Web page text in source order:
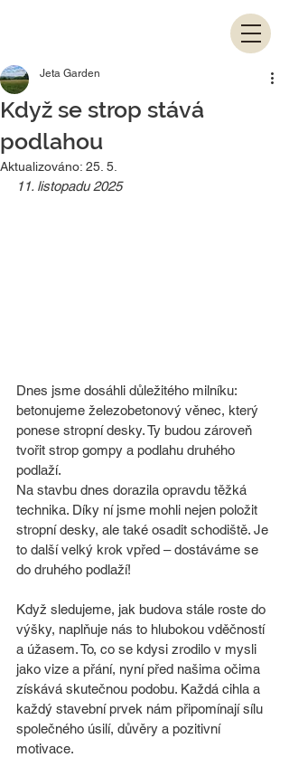
Když se strop stává
podlahou
Jeta Garden
Aktualizováno: 25. 5.
11. listopadu 2025
Dnes jsme dosáhli důležitého milníku:
betonujeme železobetonový věnec, který
ponese stropní desky. Ty budou zároveň
tvořit strop gompy a podlahu druhého
podlaží.
Na stavbu dnes dorazila opravdu těžká
technika. Díky ní jsme mohli nejen položit
stropní desky, ale také osadit schodiště. Je
to další velký krok vpřed – dostáváme se
do druhého podlaží!
Když sledujeme, jak budova stále roste do
výšky, naplňuje nás to hlubokou vděčností
a úžasem. To, co se kdysi zrodilo v mysli
jako vize a přání, nyní před našima očima
získává skutečnou podobu. Každá cihla a
každý stavební prvek nám připomínají sílu
společného úsilí, důvěry a pozitivní
motivace.